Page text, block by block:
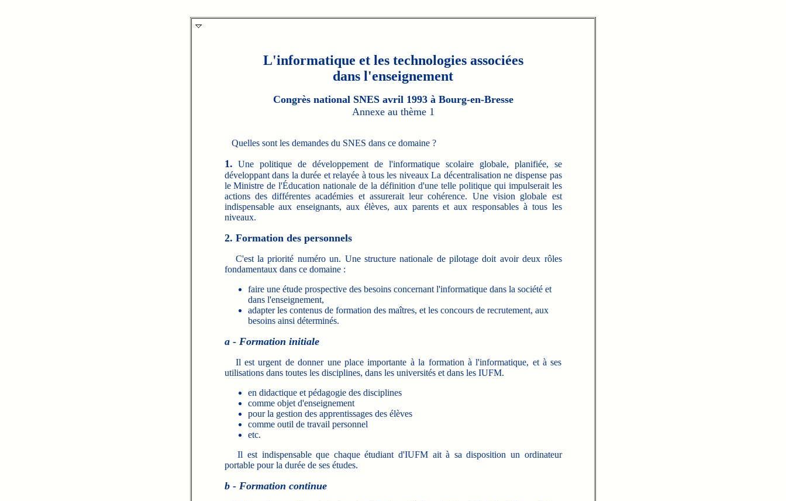
L'informatique et les technologies associées
dans l'enseignement
Congrès national SNES avril 1993 à Bourg-en-Bresse
Annexe au thème 1
Quelles sont les demandes du SNES dans ce domaine ?
1. Une politique de développement de l'informatique scolaire globale, planifiée, se
développant dans la durée et relayée à tous les niveaux La décentralisation ne dispense pas
le Ministre de l'Éducation nationale de la définition d'une telle politique qui impulserait les
actions des différentes académies et assurerait leur cohérence. Une vision globale est
indispensable aux enseignants, aux élèves, aux parents et aux responsables à tous les
niveaux.
2. Formation des personnels
C'est la priorité numéro un. Une structure nationale de pilotage doit avoir deux rôles
fondamentaux dans ce domaine :
faire une étude prospective des besoins concernant l'informatique dans la société et
dans l'enseignement,
adapter les contenus de formation des maîtres, et les concours de recrutement, aux
besoins ainsi déterminés.
a - Formation initiale
Il est urgent de donner une place importante à la formation à l'informatique, et à ses
utilisations dans toutes les disciplines, dans les universités et dans les IUFM.
en didactique et pédagogie des disciplines
comme objet d'enseignement
pour la gestion des apprentissages des élèves
comme outil de travail personnel
etc.
Il est indispensable que chaque étudiant d'IUFM ait à sa disposition un ordinateur
portable pour la durée de ses études.
b - Formation continue